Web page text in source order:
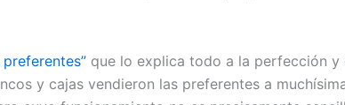
que lo explica todo a la perfección y
y cajas vendieron las preferentes a